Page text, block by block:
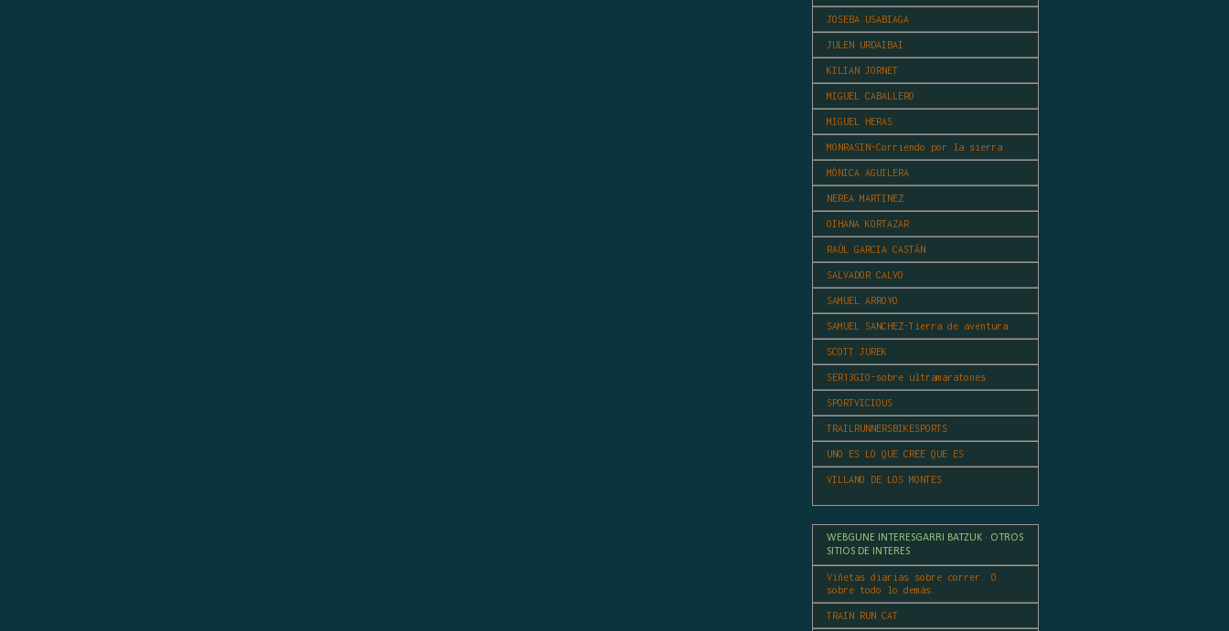
JOSEBA USABIAGA
JULEN URDAIBAI
KILIAN JORNET
MIGUEL CABALLERO
MIGUEL HERAS
MONRASIN-Corriendo por la sierra
MÓNICA AGUILERA
NEREA MARTINEZ
OIHANA KORTAZAR
RAÚL GARCIA CASTÁN
SALVADOR CALVO
SAMUEL ARROYO
SAMUEL SANCHEZ-Tierra de aventura
SCOTT JUREK
SER13GIO-sobre ultramaratones
SPORTVICIOUS
TRAILRUNNERSBIKESPORTS
UNO ES LO QUE CREE QUE ES
VILLANO DE LOS MONTES
WEBGUNE INTERESGARRI BATZUK · OTROS
SITIOS DE INTERES
Viñetas diarias sobre correr. O
sobre todo lo demás.
TRAIN RUN CAT